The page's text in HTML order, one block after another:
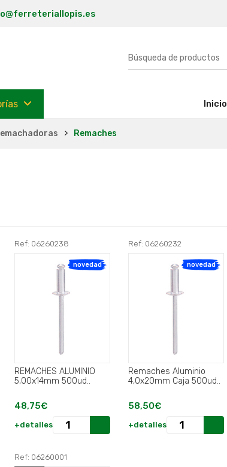
Inicio
Remaches
Ref: 06260238
novedad
REMACHES ALUMINIO
5,00x14mm 500ud..
48,75€
+detalles
Ref: 06260232
novedad
Remaches Aluminio
4,0x20mm Caja 500ud..
58,50€
+detalles
Ref: 06260001